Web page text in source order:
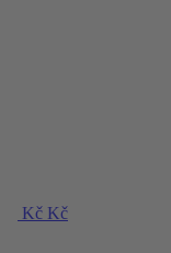
Kč Kč